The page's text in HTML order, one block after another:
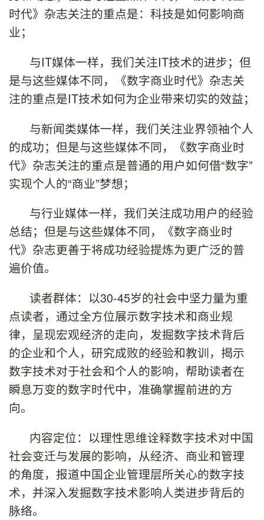
时代》杂志关注的重点是：科技是如何影响商
业；
与IT媒体一样，我们关注IT技术的进步；但
是与这些媒体不同，《数字商业时代》杂志关
注的重点是IT技术如何为企业带来切实的效益；
与新闻类媒体一样，我们关注业界领袖个人
的成功；但是与这些媒体不同，《数字商业时
代》杂志关注的重点是普通的用户如何借“数字”
实现个人的“商业”梦想；
与行业媒体一样，我们关注成功用户的经验
总结；但是与这些媒体不同，《数字商业时
代》杂志更善于将成功经验提炼为更广泛的普
遍价值。
读者群体：以30-45岁的社会中坚力量为重
点读者，通过全方位展示数字技术和商业规
律，呈现宏观经济的走向，发掘数字技术背后
的企业和个人，研究成败的经验和教训，揭示
数字技术对于社会和个人的影响，帮助读者在
瞬息万变的数字时代中，准确掌握前进的方
向。
内容定位：以理性思维诠释数字技术对中国
社会变迁与发展的影响，从经济、商业和管理
的角度，报道中国企业管理层所关心的数字技
术，并深入发掘数字技术影响人类进步背后的
脉络。